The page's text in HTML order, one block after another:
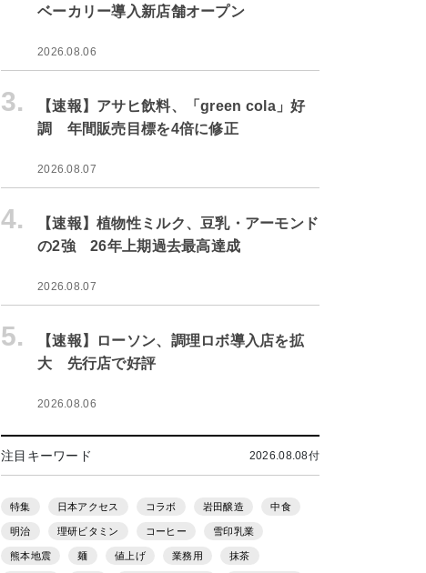
ベーカリー導入新店舗オープン
2026.08.06
3.
【速報】アサヒ飲料、「green cola」好
調 年間販売目標を4倍に修正
2026.08.07
4.
【速報】植物性ミルク、豆乳・アーモンド
の2強 26年上期過去最高達成
2026.08.07
5.
【速報】ローソン、調理ロボ導入店を拡
大 先行店で好評
2026.08.06
注目キーワード 2026.08.08付
特集 日本アクセス コラボ 岩田醸造 中食
明治 理研ビタミン コーヒー 雪印乳業
熊本地震 麺 値上げ 業務用 抹茶